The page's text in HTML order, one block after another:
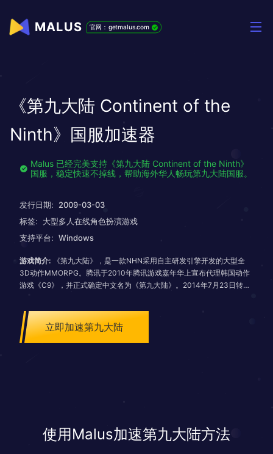
MALUS 官网：getmalus.com
《第九大陆 Continent of the
Ninth》国服加速器
Malus 已经完美支持《第九大陆 Continent of the Ninth》
国服，稳定快速不掉线，帮助海外华人畅玩第九大陆国服。
发行日期:
2009-03-03
标签:
大型多人在线角色扮演游戏
支持平台: Windows
游戏简介: 《第九大陆》，是一款NHN采用自主研发引擎开发的大型全
3D动作MMORPG。腾讯于2010年腾讯游戏嘉年华上宣布代理韩国动作
游戏《C9》，并正式确定中文名为《第九大陆》。2014年7月23日转由
历了两次众神的创世战争，破坏神打开异界之门、希望召来追随他的怪
物，但却遭到封印。然而一切并未结束，怪物们正试图以更强大的黑暗力
量打开异界之门让世间变成火海，而身为勇士的玩家们将为了保护第九大
立即加速第九大陆
使用Malus加速第九大陆方法